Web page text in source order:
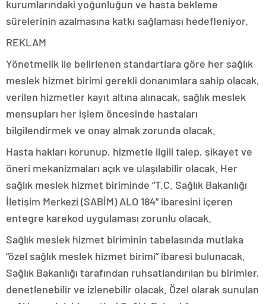
kurumlarındaki yoğunluğun ve hasta bekleme
sürelerinin azalmasına katkı sağlaması hedefleniyor.
REKLAM
Yönetmelik ile belirlenen standartlara göre her sağlık
meslek hizmet birimi gerekli donanımlara sahip olacak,
verilen hizmetler kayıt altına alınacak, sağlık meslek
mensupları her işlem öncesinde hastaları
bilgilendirmek ve onay almak zorunda olacak.
Hasta hakları korunup, hizmetle ilgili talep, şikayet ve
öneri mekanizmaları açık ve ulaşılabilir olacak. Her
sağlık meslek hizmet biriminde “T.C. Sağlık Bakanlığı
İletişim Merkezi (SABİM) ALO 184” ibaresini içeren
entegre karekod uygulaması zorunlu olacak.
Sağlık meslek hizmet biriminin tabelasında mutlaka
“özel sağlık meslek hizmet birimi” ibaresi bulunacak.
Sağlık Bakanlığı tarafından ruhsatlandırılan bu birimler,
denetlenebilir ve izlenebilir olacak. Özel olarak sunulan